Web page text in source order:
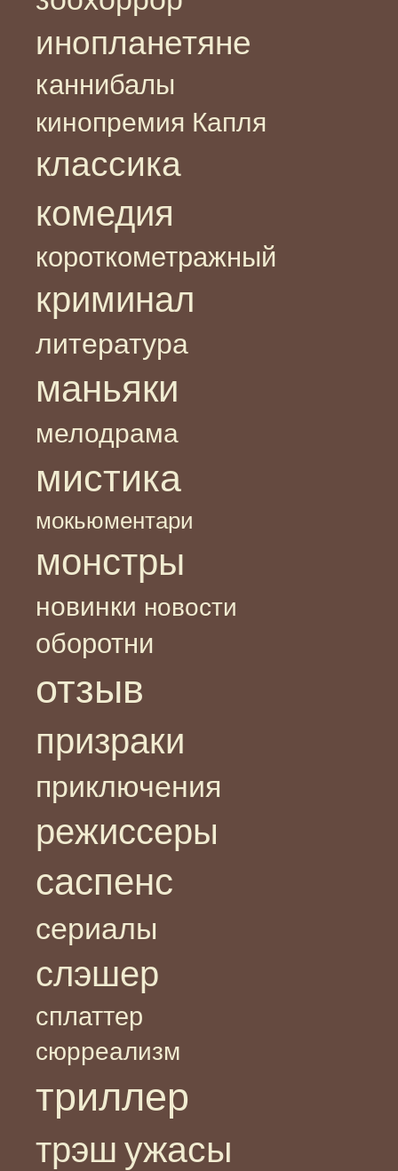
инопланетяне
каннибалы
кинопремия Капля
классика
комедия
короткометражный
криминал
литература
маньяки
мелодрама
мистика
мокьюментари
монстры
новинки новости
оборотни
отзыв
призраки
приключения
режиссеры
саспенс
сериалы
слэшер
сплаттер
сюрреализм
триллер
трэш ужасы